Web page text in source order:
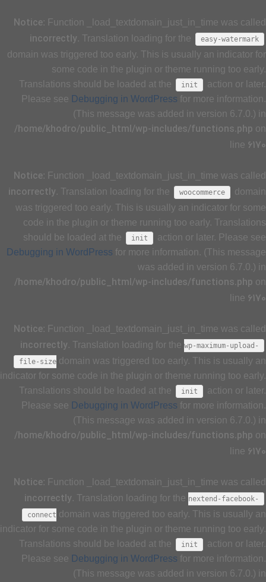
Notice: Function _load_textdomain_just_in_time was called
incorrectly. Translation loading for the easy-watermark
domain was triggered too early. This is usually an indicator for
some code in the plugin or theme running too early.
Translations should be loaded at the
init
action or later.
Please see Debugging in WordPress for more information.
(This message was added in version 6.7.0.) in
/home/khodro/public_html/wp-includes/functions.php on
line 6170
Notice: Function _load_textdomain_just_in_time was called
incorrectly. Translation loading for the woocommerce
domain
was triggered too early. This is usually an indicator for some
code in the plugin or theme running too early. Translations
should be loaded at the
init
action or later. Please see
Debugging in WordPress for more information. (This message
was added in version 6.7.0.) in
/home/khodro/public_html/wp-includes/functions.php on
line 6170
Notice: Function _load_textdomain_just_in_time was called
incorrectly. Translation loading for the wp-maximum-upload-
file-size domain was triggered too early. This is usually an
indicator for some code in the plugin or theme running too early.
Translations should be loaded at the
init
action or later.
Please see Debugging in WordPress for more information.
(This message was added in version 6.7.0.) in
/home/khodro/public_html/wp-includes/functions.php on
line 6170
Notice: Function _load_textdomain_just_in_time was called
incorrectly. Translation loading for the nextend-facebook-
connect domain was triggered too early. This is usually an
indicator for some code in the plugin or theme running too early.
Translations should be loaded at the
init
action or later.
Please see Debugging in WordPress for more information.
(This message was added in version 6.7.0.) in